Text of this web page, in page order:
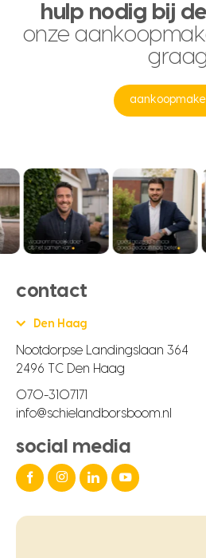
hulp nodig bij
onze
graag
contact
Den Haag
Nootdorpse Landingslaan 364
2496 TC Den Haag
070-3107171
info@schielandborsboom.nl
social media